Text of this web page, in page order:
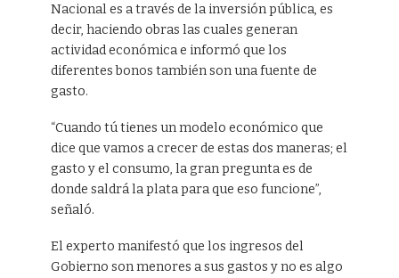
Nacional es a través de la inversión pública, es
decir, haciendo obras las cuales generan
actividad económica e informó que los
diferentes bonos también son una fuente de
gasto.
“Cuando tú tienes un modelo económico que
dice que vamos a crecer de estas dos maneras; el
gasto y el consumo, la gran pregunta es de
donde saldrá la plata para que eso funcione”,
señaló.
El experto manifestó que los ingresos del
Gobierno son menores a sus gastos y no es algo